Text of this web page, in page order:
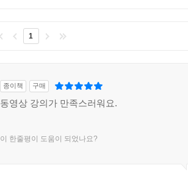
1
종이책 구매
동영상 강의가 만족스러워요.
이 한줄평이 도움이 되었나요?